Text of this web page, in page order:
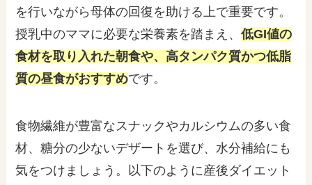
を行いながら母体の回復を助ける上で重要です。
授乳中のママに必要な栄養素を踏まえ、低GI値の
食材を取り入れた朝食や、高タンパク質かつ低脂
質の昼食がおすすめです。
食物繊維が豊富なスナックやカルシウムの多い食
材、糖分の少ないデザートを選び、水分補給にも
気をつけましょう。以下のように産後ダイエット